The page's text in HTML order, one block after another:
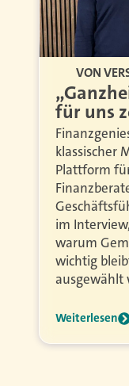
VON
für uns
klassischer
Plattform
im
warum
wichtig
ausgewählt
Weiterlesen